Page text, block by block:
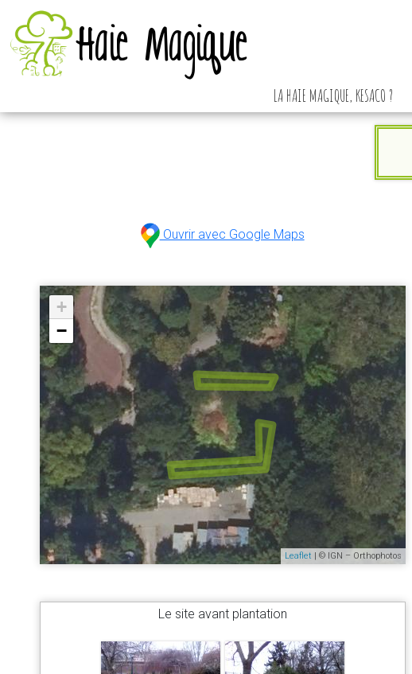
Haie Magique
LA HAIE MAGIQUE, KESACO ?
Ouvrir avec Google Maps
+
−
Leaflet | © IGN – Orthophotos
Le site avant plantation